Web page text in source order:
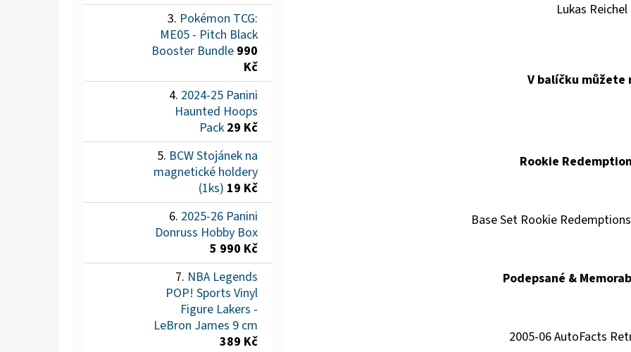
Pokémon TCG:
ME05 - Pitch Black
Booster Bundle 990
Kč
2024-25 Panini
Haunted Hoops
Pack 29 Kč
BCW Stojánek na
magnetické holdery
(1ks) 19 Kč
2025-26 Panini
Donruss Hobby Box
5 990 Kč
NBA Legends
POP! Sports Vinyl
Figure Lakers -
LeBron James 9 cm
389 Kč
Lukas Reichel
V balíčku můžete
Rookie
Base Set Rookie
Podepsané &
2005-06 AutoFacts